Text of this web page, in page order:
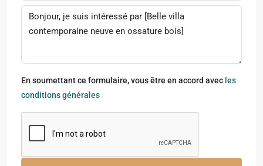
En soumettant ce formulaire, vous être en accord avec les
conditions générales